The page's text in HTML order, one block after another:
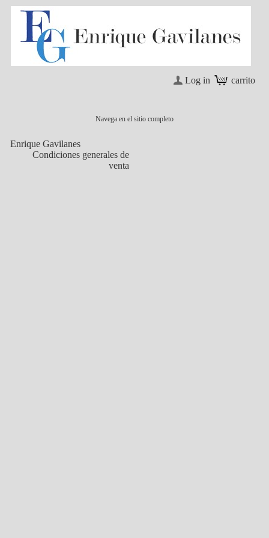
carrito
Log in
Navega en el sitio completo
Enrique Gavilanes
Condiciones generales de
venta